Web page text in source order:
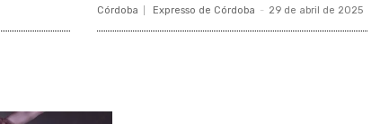
Córdoba Expresso de Córdoba - 29 de abril de 2025